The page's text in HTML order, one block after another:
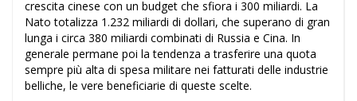
crescita cinese con un budget che sfiora i 300 miliardi. La
Nato totalizza 1.232 miliardi di dollari, che superano di gran
lunga i circa 380 miliardi combinati di Russia e Cina. In
generale permane poi la tendenza a trasferire una quota
sempre più alta di spesa militare nei fatturati delle industrie
belliche, le vere beneficiarie di queste scelte.